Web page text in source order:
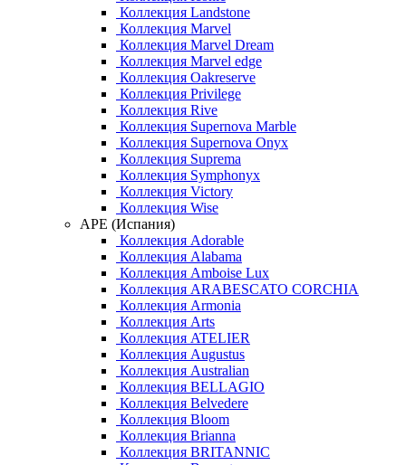
Коллекция Landstone
Коллекция Marvel
Коллекция Marvel Dream
Коллекция Marvel edge
Коллекция Oakreserve
Коллекция Privilege
Коллекция Rive
Коллекция Supernova Marble
Коллекция Supernova Onyx
Коллекция Suprema
Коллекция Symphonyx
Коллекция Victory
Коллекция Wise
APE (Испания)
Коллекция Adorable
Коллекция Alabama
Коллекция Amboise Lux
Коллекция ARABESCATO CORCHIA
Коллекция Armonia
Коллекция Arts
Коллекция ATELIER
Коллекция Augustus
Коллекция Australian
Коллекция BELLAGIO
Коллекция Belvedere
Коллекция Bloom
Коллекция Brianna
Коллекция BRITANNIC